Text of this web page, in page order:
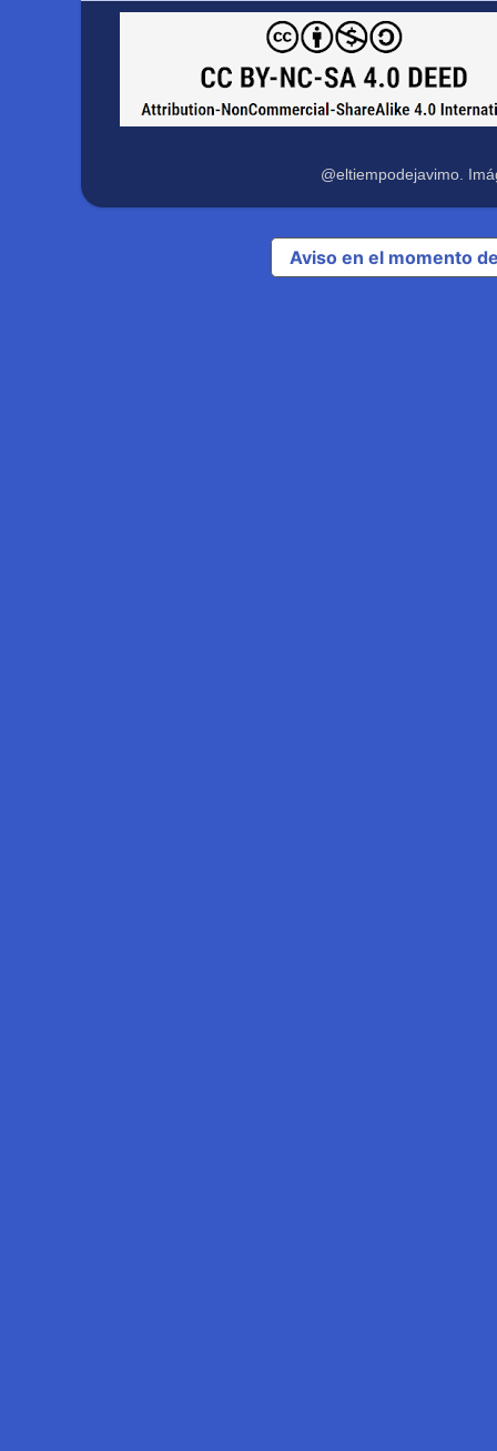
@eltiempodejavimo.
Aviso en el momento